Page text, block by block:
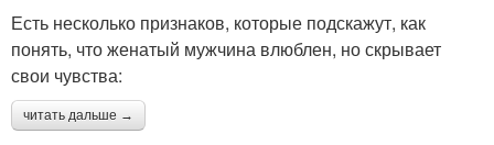
Есть несколько признаков, которые подскажут, как
понять, что женатый мужчина влюблен, но скрывает
свои чувства:
читать дальше →